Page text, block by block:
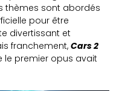
thèmes sont abordés
pour être
divertissant et
franchement,Cars 2
le premier opus avait